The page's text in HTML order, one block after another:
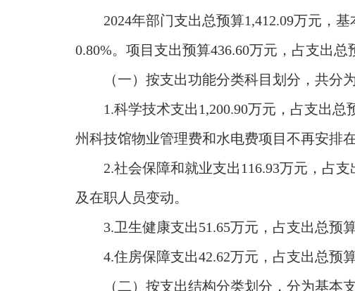
2024年部门支出总预算1,412.09万元，
0.80%。项目支出预算436.60万元，占支出总
（一）按支出功能分类科目划分，共分
1.科学技术支出1,200.90万元，占支出
州科技馆物业管理费和水电费项目不再安排
2.社会保障和就业支出116.93万元，占
及在职人员变动。
3.卫生健康支出51.65万元，占支出总预
4.住房保障支出42.62万元，占支出总预
（二）按支出结构分类划分，分为基本